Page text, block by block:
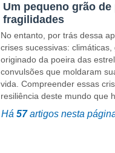
Um pequeno grão
fragilidades
No entanto, por trás dessa
crises sucessivas:
originado da poeira das
convulsões que moldaram
vida. Compreender essas
resiliência deste mundo que
Há 57artigos nesta